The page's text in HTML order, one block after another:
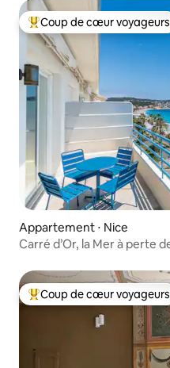
Coups de cœur voyageurs
Coup de cœur voyageurs
Appartement ⋅ Nice
Carré d’Or, la Mer à perte
Coups de cœur voyageurs
Coup de cœur voyageurs